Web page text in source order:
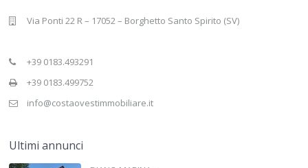
Via Ponti 22 R – 17052 – Borghetto Santo Spirito (SV)
+39 0183.493291
+39 0183.499752
info@costaovestimmobiliare.it
Ultimi annunci